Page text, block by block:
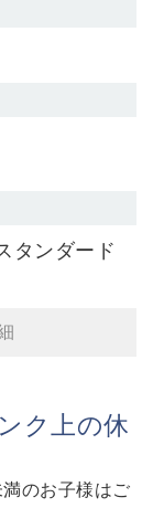
タンダード
ク上の休
のお子様はご